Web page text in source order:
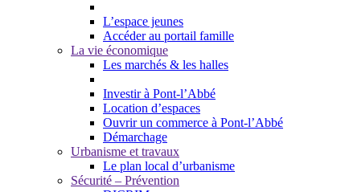
L’espace jeunes
Accéder au portail famille
La vie économique
Les marchés & les halles
Investir à Pont-l’Abbé
Location d’espaces
Ouvrir un commerce à Pont-l’Abbé
Démarchage
Urbanisme et travaux
Le plan local d’urbanisme
Sécurité – Prévention